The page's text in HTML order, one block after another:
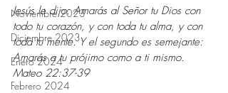
Noviembre 2023
Diciembre 2023
Enero 2024
Febrero 2024
Jesús le dijo: Amarás al Señor tu Dios con
todo tu corazón, y con toda tu alma, y con
toda tu mente. Y el segundo es semejante:
Amarás a tu prójimo como a ti mismo.
Mateo 22:37-39